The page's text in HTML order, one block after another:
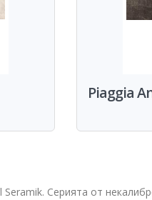
Piaggia
Серията от